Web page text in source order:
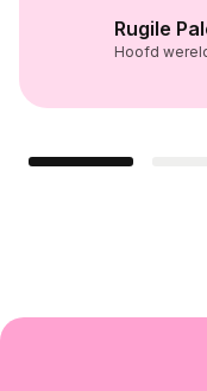
Rugile
Hoofd